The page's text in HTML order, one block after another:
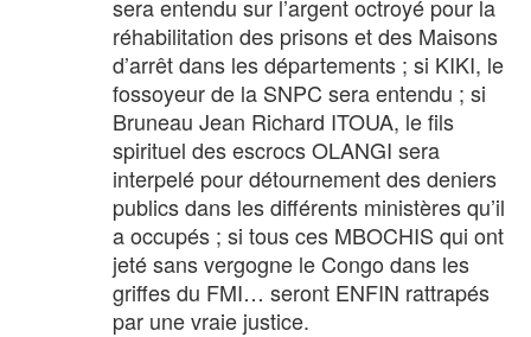
sera entendu sur l’argent octroyé pour la
réhabilitation des prisons et des Maisons
d’arrêt dans les départements ; si KIKI, le
fossoyeur de la SNPC sera entendu ; si
Bruneau Jean Richard ITOUA, le fils
spirituel des escrocs OLANGI sera
interpelé pour détournement des deniers
publics dans les différents ministères qu’il
a occupés ; si tous ces MBOCHIS qui ont
jeté sans vergogne le Congo dans les
griffes du FMI… seront ENFIN rattrapés
par une vraie justice.